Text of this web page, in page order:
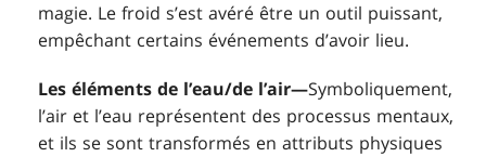
magie. Le froid s’est avéré être un outil puissant,
empêchant certains événements d’avoir lieu.
Les éléments de l’eau/de l’air—Symboliquement,
l’air et l’eau représentent des processus mentaux,
et ils se sont transformés en attributs physiques